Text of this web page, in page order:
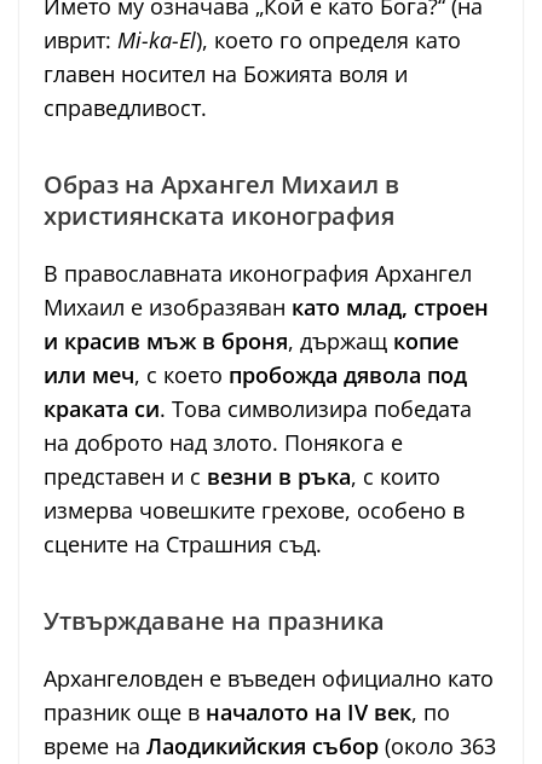
Името му означава „Кой е като Бога?“ (на
иврит: Mi-ka-El), което го определя като
главен носител на Божията воля и
справедливост.
Образ на Архангел Михаил в
християнската иконография
В православната иконография Архангел
Михаил е изобразяван като млад, строен
и красив мъж в броня, държащ копие
или меч, с което пробожда дявола под
краката си. Това символизира победата
на доброто над злото. Понякога е
представен и с везни в ръка, с които
измерва човешките грехове, особено в
сцените на Страшния съд.
Утвърждаване на празника
Архангеловден е въведен официално като
празник още в началото на IV век, по
време на Лаодикийския събор (около 363